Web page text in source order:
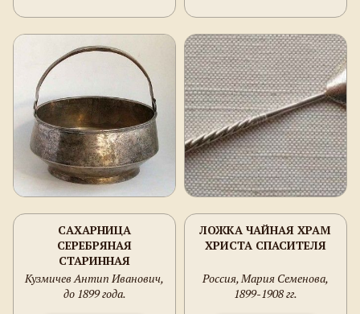
САХАРНИЦА
СЕРЕБРЯНАЯ
СТАРИННАЯ
Кузмичев Антип Иванович,
до 1899 года.
ЛОЖКА ЧАЙНАЯ ХРАМ
ХРИСТА СПАСИТЕЛЯ
Россия, Мария Семенова,
1899-1908 гг.